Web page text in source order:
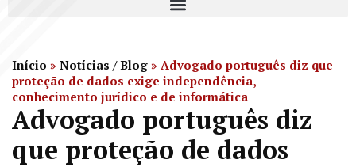
Início » Notícias / Blog » Advogado português diz que
proteção de dados exige independência,
conhecimento jurídico e de informática
Advogado português diz
que proteção de dados